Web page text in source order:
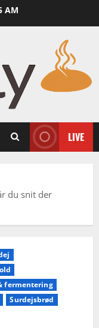
AM
LIVE
du snit der
fermentering
Surdejsbrød